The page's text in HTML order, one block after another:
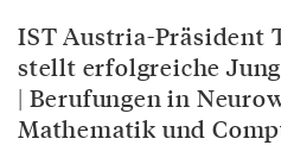
IST Austria-Präsident
stellt erfolgreiche
| Berufungen in
Mathematik und